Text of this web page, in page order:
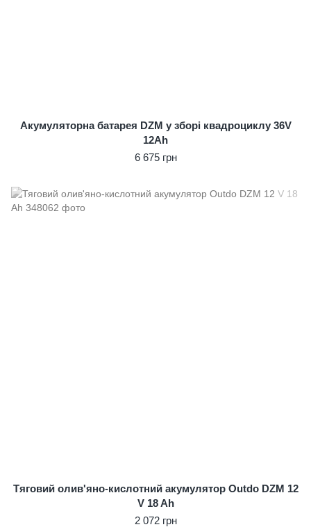
Акумуляторна батарея DZM у зборі квадроциклу 36V
12Ah
6 675 грн
Тяговий олив'яно-кислотний акумулятор Outdo DZM 12
V 18 Ah
2 072 грн